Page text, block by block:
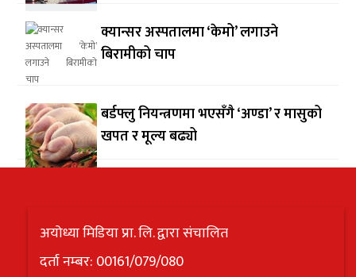
क्यान्सर अस्पतालमा ‘केमो’ लगाउने
बिरामीको चाप
बर्डफ्लु नियन्त्रणमा भएसँगै ‘अण्डा’ र मासुको
खपत र मूल्य बढ्यो
अयोध्या मिडिया प्रा. लि. द्वारा संचालित
दर्ता नम्बर: 00161/079/080